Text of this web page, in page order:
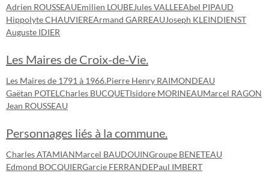
Adrien ROUSSEAUEmilien LOUBEJules VALLEEAbel PIPAUD
Hippolyte CHAUVIEREArmand GARREAUJoseph KLEINDIENST
Auguste IDIER
Les Maires de Croix-de-Vie.
Les Maires de 1791 à 1966.Pierre Henry RAIMONDEAU
Gaëtan POTEL Charles BUCQUETIsidore MORINEAUMarcel RAGON
Jean ROUSSEAU
Personnages liés à la commune.
Charles ATAMIANMarcel BAUDOUINGroupe BENETEAU
Edmond BOCQUIERGarcie FERRANDEPaul IMBERT